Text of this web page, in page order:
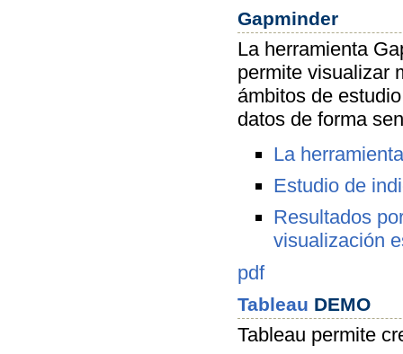
Gapminder
La herramienta
permite visualizar
ámbitos de
datos de forma
La
Estudio de
Resultados
visualización
pdf
Tableau DEMO
Tableau permite